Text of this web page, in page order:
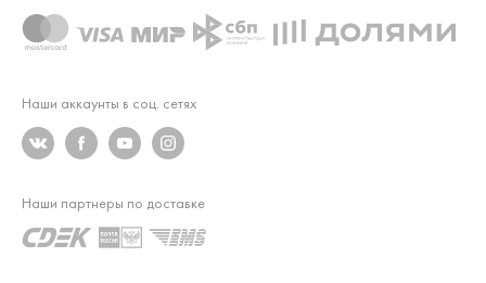
Наши аккаунты в соц. сетях
Наши партнеры по доставке